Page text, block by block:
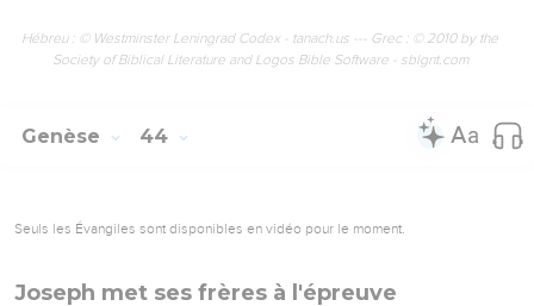
Hébreu : © Westminster Leningrad Codex - tanach.us --- Grec : © 2010 by the
Society of Biblical Literature and Logos Bible Software - sblgnt.com
Genèse 44
Seuls les Évangiles sont disponibles en vidéo pour le moment.
Joseph met ses frères à l'épreuve